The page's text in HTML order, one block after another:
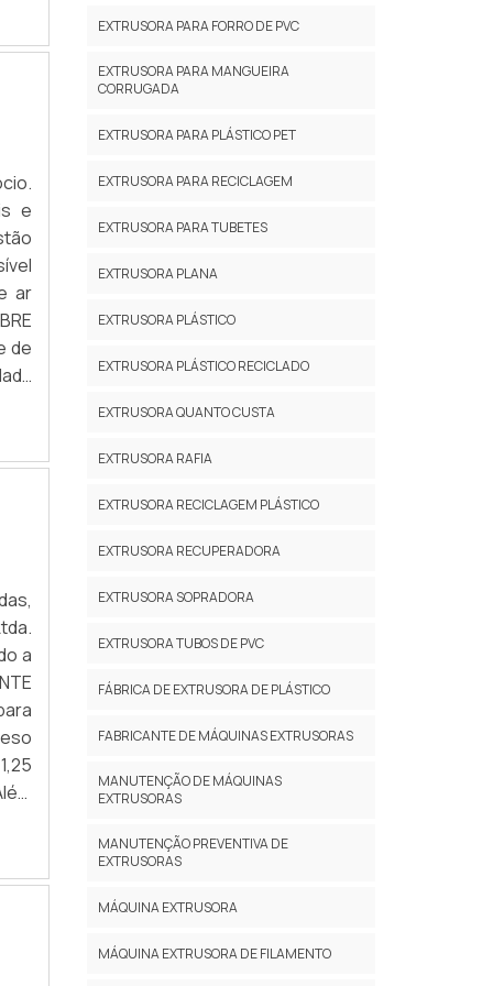
de
de
de
–
–
e
ar
de
de
A
e
–
–
a
ou
EXTRUSORA PARA FORRO DE PVC
EXTRUSORA PARA MANGUEIRA
CORRUGADA
EXTRUSORA PARA PLÁSTICO PET
EXTRUSORA PARA RECICLAGEM
EXTRUSORA PARA TUBETES
EXTRUSORA PLANA
EXTRUSORA PLÁSTICO
EXTRUSORA PLÁSTICO RECICLADO
EXTRUSORA QUANTO CUSTA
EXTRUSORA RAFIA
EXTRUSORA RECICLAGEM PLÁSTICO
EXTRUSORA RECUPERADORA
EXTRUSORA SOPRADORA
EXTRUSORA TUBOS DE PVC
FÁBRICA DE EXTRUSORA DE PLÁSTICO
FABRICANTE DE MÁQUINAS EXTRUSORAS
MANUTENÇÃO DE MÁQUINAS
EXTRUSORAS
MANUTENÇÃO PREVENTIVA DE
EXTRUSORAS
MÁQUINA EXTRUSORA
MÁQUINA EXTRUSORA DE FILAMENTO